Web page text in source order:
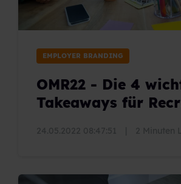
EMPLOYER BRANDING
OMR22 - Die 4
Takeaways für